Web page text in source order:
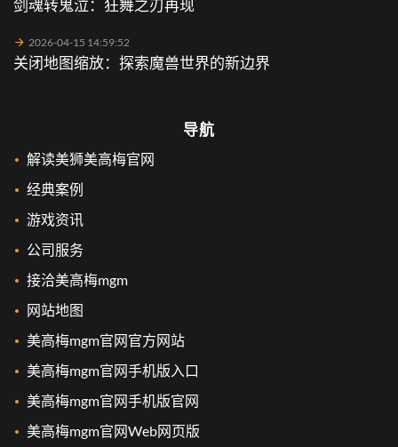
剑魂转鬼泣：狂舞之刃再现
2026-04-15 14:59:52
关闭地图缩放：探索魔兽世界的新边界
导航
解读美狮美高梅官网
经典案例
游戏资讯
公司服务
接洽美高梅mgm
网站地图
美高梅mgm官网官方网站
美高梅mgm官网手机版入口
美高梅mgm官网手机版官网
美高梅mgm官网Web网页版